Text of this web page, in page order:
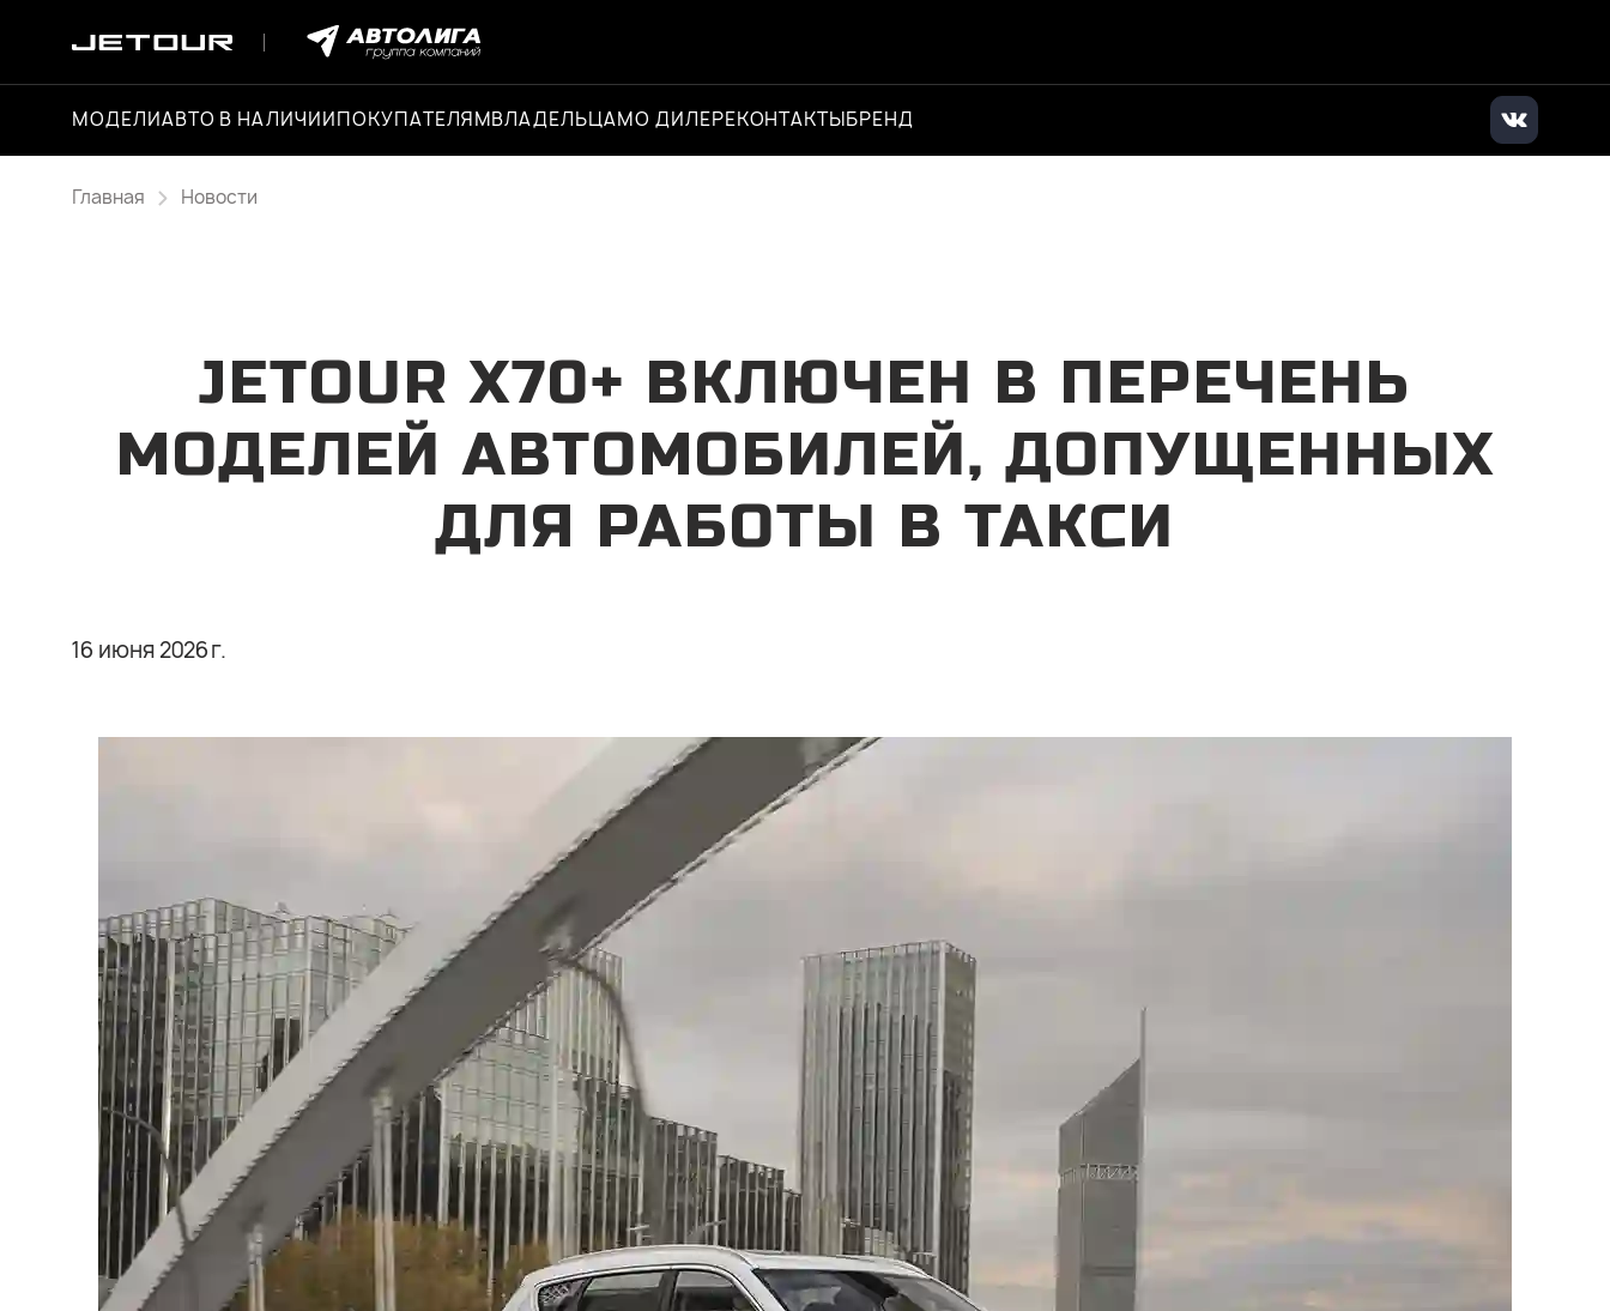
МОДЕЛИАВТО В НАЛИЧИИПОКУПАТЕЛЯМВЛАДЕЛЬЦАМО ДИЛЕРЕКОНТАКТЫБРЕНД
Главная Новости
JETOUR X70+ ВКЛЮЧЕН В ПЕРЕЧЕНЬ
МОДЕЛЕЙ АВТОМОБИЛЕЙ, ДОПУЩЕННЫХ
ДЛЯ РАБОТЫ В ТАКСИ
16 июня 2026 г.